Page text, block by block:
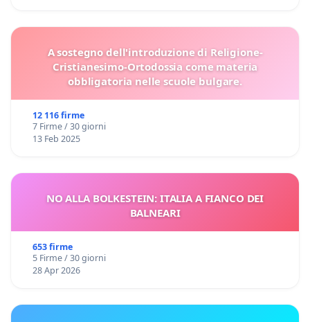
A sostegno dell'introduzione di Religione-
Cristianesimo-Ortodossia come materia
obbligatoria nelle scuole bulgare.
12 116 firme
7 Firme / 30 giorni
13 Feb 2025
NO ALLA BOLKESTEIN: ITALIA A FIANCO DEI
BALNEARI
653 firme
5 Firme / 30 giorni
28 Apr 2026